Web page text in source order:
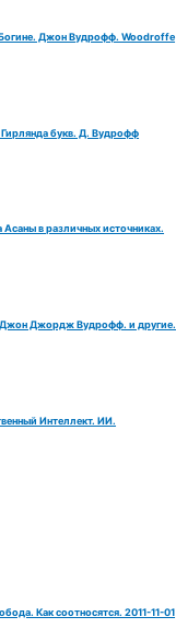
Богине. Джон Вудрофф. Woodroffe
букв. Д. Вудрофф
в различных источниках.
Джордж Вудрофф. и другие.
Интеллект. ИИ.
Как соотносятся. 2011-11-01